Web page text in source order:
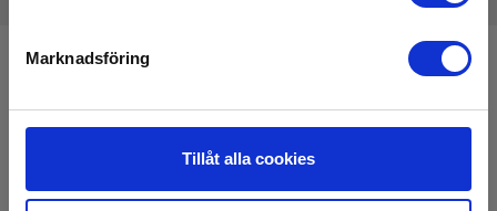
Marknadsföring
Tillåt alla cookies
Anmäl dig för att få E-News!
Håll dig uppdaterad, och få våra erbjudanden i din
inkorg